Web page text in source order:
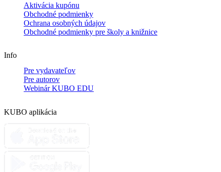
Aktivácia kupónu
Obchodné podmienky
Ochrana osobných údajov
Obchodné podmienky pre školy a knižnice
Info
Pre vydavateľov
Pre autorov
Webinár KUBO EDU
KUBO aplikácia